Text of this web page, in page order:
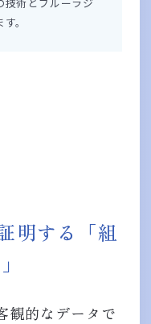
。
明する「組
観的なデータで